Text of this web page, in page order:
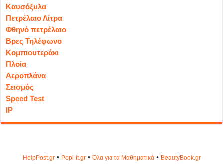
Καυσόξυλα
Πετρέλαιο Λίτρα
Φθηνό πετρέλαιο
Βρες Τηλέφωνο
Κομπιουτεράκι
Πλοία
Αεροπλάνα
Σεισμός
Speed Test
IP
HelpPost.gr• Popi-it.gr•Όλα για τα Μαθηματικά• ΒeautyΒook.gr